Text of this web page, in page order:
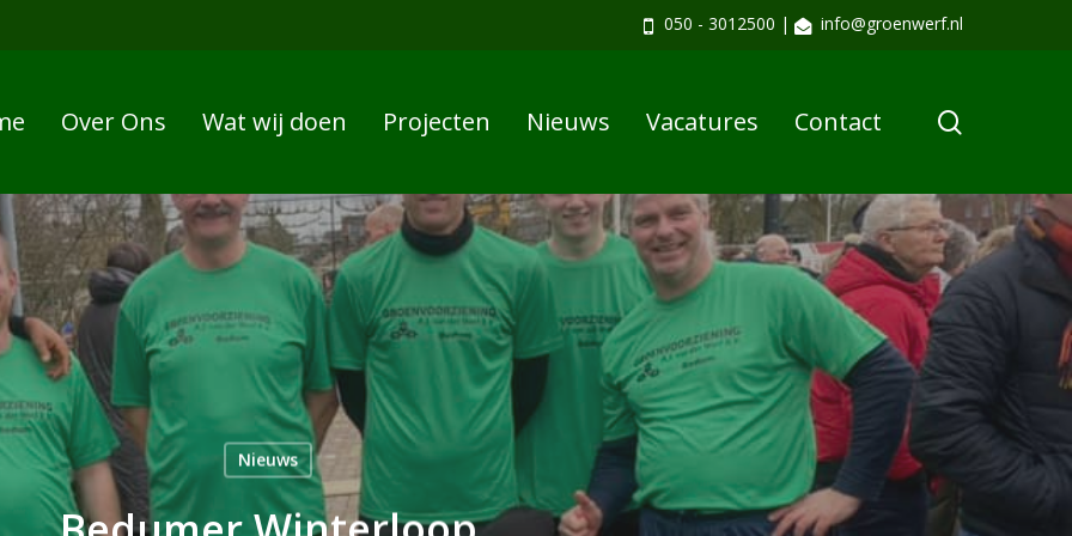
050 - 3012500 | info@groenwerf.nl
Over Ons Wat wij doen Projecten Nieuws Vacatures Contact
Nieuws